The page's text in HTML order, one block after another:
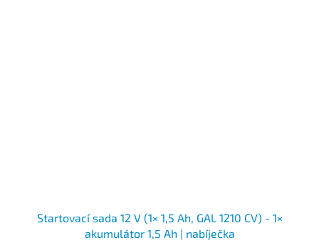
Startovací sada 12 V (1× 1,5 Ah, GAL 1210 CV) - 1×
akumulátor 1,5 Ah | nabíječka